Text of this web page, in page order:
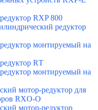
RXP 800
редуктор
монтируемый на
RТ
монтируемый на
мотор-редуктор для
RXO-O
мотор-редуктор